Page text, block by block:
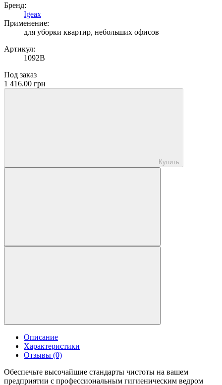
Бренд:
Igeax
Применение:
для уборки квартир, небольших офисов
Артикул:
1092B
Под заказ
1 416.00 грн
Купить
Описание
Характеристики
Отзывы (0)
Обеспечьте высочайшие стандарты чистоты на вашем
предприятии с профессиональным гигиеническим ведром